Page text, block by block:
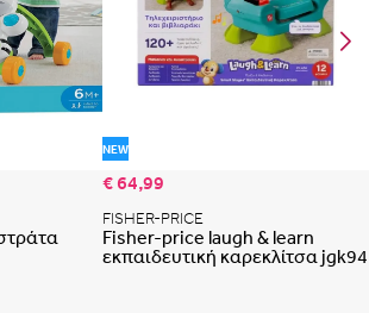
Προσθήκη στη λίστα αγαπημένων
NEW
€ 64,99
FISHER-PRICE
Fisher-price laugh & learn
εκπαιδευτική καρεκλίτσα jgk94